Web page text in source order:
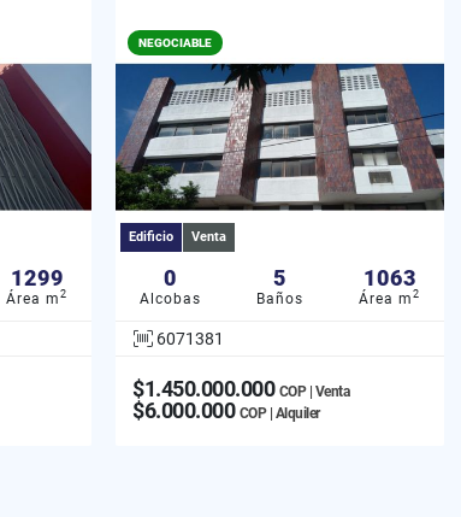
1299
Área m 2
NEGOCIABLE
Edificio Venta
0
Alcobas
5
Baños
1063
Área m 2
6071381
$1.450.000.000 COP | Venta
$6.000.000 COP | Alquiler